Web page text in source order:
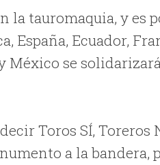
tauromaquia, y es
España, Ecuador,
México se
Toros SÍ, Toreros
a la bandera,